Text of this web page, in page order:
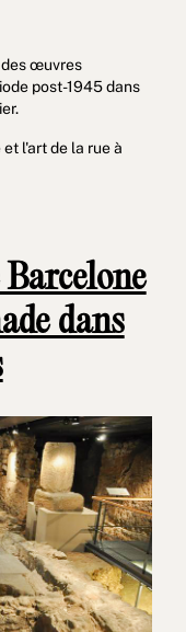
œuvres
post-1945 dans
l'art de la rue à
dans